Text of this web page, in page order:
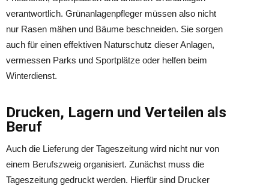
verantwortlich. Grünanlagenpfleger müssen also nicht
nur Rasen mähen und Bäume beschneiden. Sie sorgen
auch für einen effektiven Naturschutz dieser Anlagen,
vermessen Parks und Sportplätze oder helfen beim
Winterdienst.
Drucken, Lagern und Verteilen als
Beruf
Auch die Lieferung der Tageszeitung wird nicht nur von
einem Berufszweig organisiert. Zunächst muss die
Tageszeitung gedruckt werden. Hierfür sind Drucker